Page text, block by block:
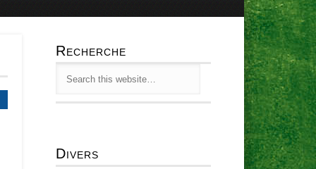
Recherche
Divers